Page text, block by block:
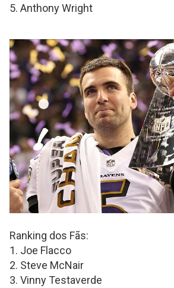
5. Anthony Wright
Ranking dos Fãs:
1. Joe Flacco
2. Steve McNair
3. Vinny Testaverde